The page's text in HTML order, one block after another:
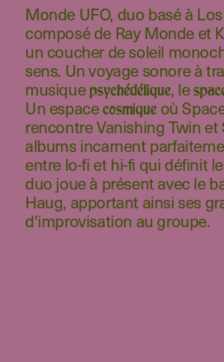
Monde UFO, duo basé à
composé de Ray Monde et
un coucher de soleil
sens. Un voyage sonore à
musiquepsychédélique, le
Un espacecosmique où
rencontre Vanishing Twin et
albumsincarnent
entre lo-fi et hi-fi qui définit
duo joue à présent avec le
Haug, apportant ainsi ses
d'improvisation au groupe.